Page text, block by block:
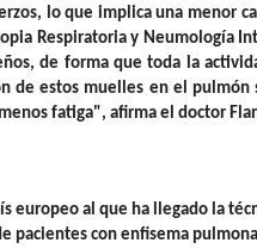
lo que implica una menor
Respiratoria y Neumología
de forma que toda la
de estos muelles en el pulmón
fatiga", afirma el doctor
europeo al que ha llegado la
pacientes con enfisema